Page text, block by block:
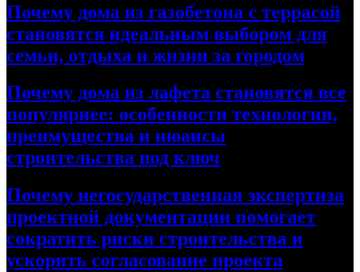
Почему дома из газобетона с террасой
становятся идеальным выбором для
семьи, отдыха и жизни за городом
Почему дома из лафета становятся все
популярнее: особенности технологии,
преимущества и нюансы
строительства под ключ
Почему негосударственная экспертиза
проектной документации помогает
сократить риски строительства и
ускорить согласование проекта